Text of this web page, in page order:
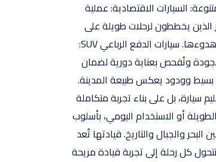
السيارات الاقتصادية: عملية
الذين يخططون لرحلات طويلة على
الساحل أو في المناطق الجبلية المجاورة. السيارات الفاخرة: مخصصة لأولئك الذين يرغبون في تجربة قيادة راقية تعكس أناقة المدينة وهدوءها. سيارات الدفع الرباعي SUV:
وتُفحص بعناية دورية لضمان
بسيط وودود يعكس طبيعة المدينة.
بل على بناء تجربة متكاملة
أو الاستخدام اليومي، بأسلوب
والجبال والتاريخ. قيادتها تُعد
كل رحلة إلى تجربة قيادة مريحة